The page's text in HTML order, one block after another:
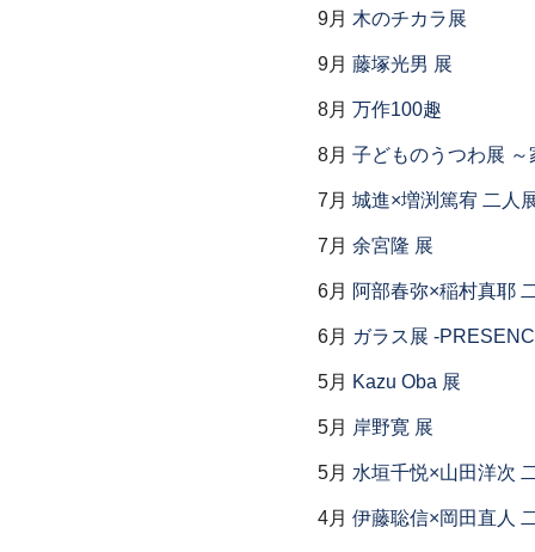
9月 木のチカラ展
9月 藤塚光男 展
8月 万作100趣
8月 子どものうつわ展
7月 城進×増渕篤宥 二人
7月 余宮隆 展
6月 阿部春弥×稲村真耶
6月 ガラス展 -
5月 Kazu Oba 展
5月 岸野寛 展
5月 水垣千悦×山田洋次
4月 伊藤聡信×岡田直人